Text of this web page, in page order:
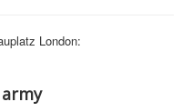
London: